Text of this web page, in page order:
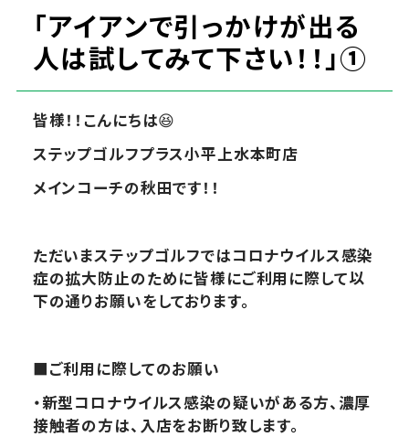
「アイアンで引っかけが出る
人は試してみて下さい！！」①
皆様！！こんにちは😆
ステップゴルフプラス小平上水本町店
メインコーチの秋田です！！
ただいまステップゴルフではコロナウイルス感染
症の拡大防止のために皆様にご利用に際して以
下の通りお願いをしております。
■ご利用に際してのお願い
・新型コロナウイルス感染の疑いがある方、濃厚
接触者の方は、入店をお断り致します。